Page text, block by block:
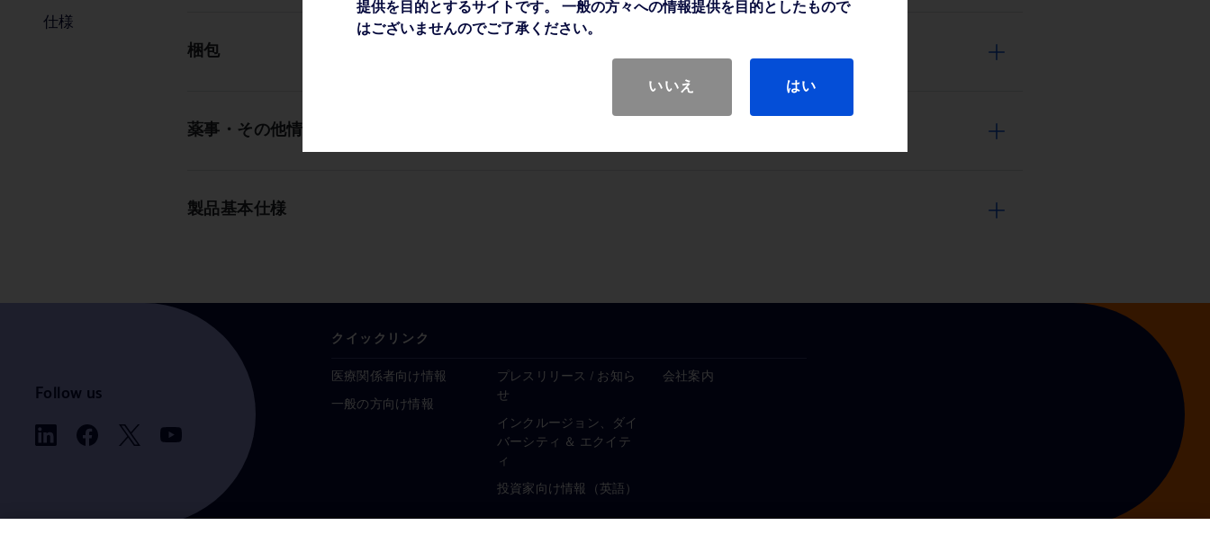
仕様
梱包
薬事・その他情報
製品基本仕様
Follow us
クイックリンク
医療関係者向け情報
一般の方向け情報
プレスリリース / お知ら
せ
インクルージョン、ダイ
バーシティ ＆ エクイテ
ィ
投資家向け情報（英語）
会社案内
提供を目的とするサイトです。 一般の方々への情報提供を目的としたもので
はございませんのでご了承ください。
いいえ はい